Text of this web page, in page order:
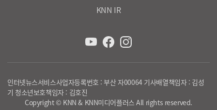
KNN IR
인터넷뉴스서비스사업자등록번호 : 부산 자00064 기사배열책임자 : 김성
기 청소년보호책임자 : 김호진
Copyright © KNN & KNN미디어플러스 All rights reserved.